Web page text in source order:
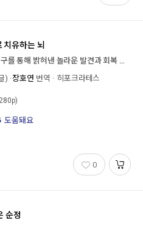
치유하는 뇌
신경가소성 임상연구를 통해 밝혀낸 놀라운 발견과 회복 이야기
) 장호연 번역 히포크라테스
도움돼요
0
순정